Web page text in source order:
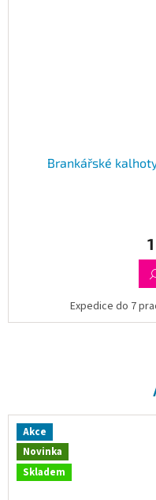
Brankářské
Expedice do 7
Akce
Novinka
Skladem